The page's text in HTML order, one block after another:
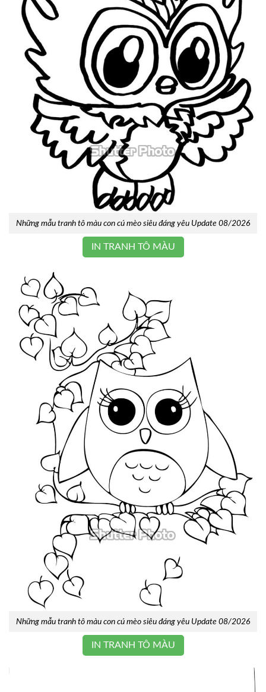
Những mẫu tranh tô màu con cú mèo siêu đáng yêu Update 08/2026
IN TRANH TÔ MÀU
Những mẫu tranh tô màu con cú mèo siêu đáng yêu Update 08/2026
IN TRANH TÔ MÀU